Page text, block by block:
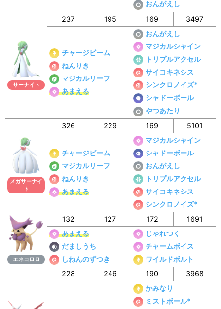
おんがえし
サーナイト
237 195 169 3497
チャージビーム
ねんりき
マジカルリーフ
あまえる
おんがえし
マジカルシャイン
トリプルアクセル
サイコキネシス
シンクロノイズ*
シャドーボール
やつあたり
メガサーナイ
ト
326 229 169 5101
チャージビーム
マジカルリーフ
ねんりき
あまえる
マジカルシャイン
シャドーボール
おんがえし
トリプルアクセル
サイコキネシス
シンクロノイズ*
エネコロロ
132 127 172
1691
あまえる
だましうち
しねんのずつき
じゃれつく
チャームボイス
ワイルドボルト
228 246 190 3968
かみなり
ミストボール*